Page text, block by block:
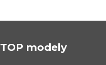
TOP modely